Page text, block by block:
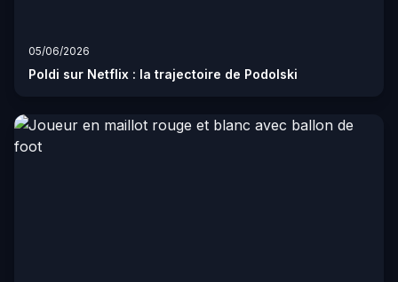
05/06/2026
Poldi sur Netflix : la trajectoire de Podolski